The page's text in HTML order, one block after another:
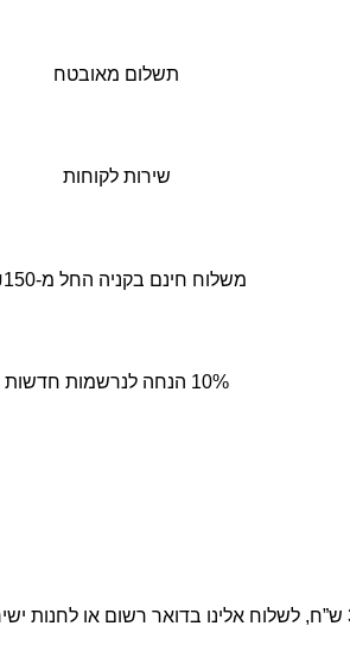
תשלום מאובטח
שירות לקוחות
משלוח חינם בקניה החל מ-₪150
10% הנחה לנרשמות חדשות